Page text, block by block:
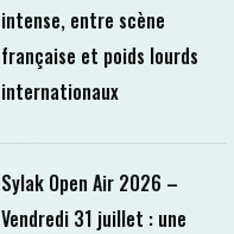
intense, entre scène
française et poids lourds
internationaux
Sylak Open Air 2026 –
Vendredi 31 juillet : une